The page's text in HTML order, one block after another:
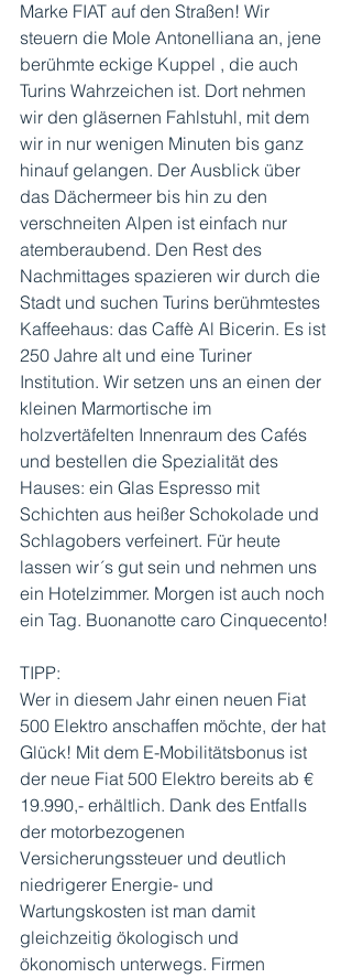
Marke FIAT auf den Straßen! Wir
steuern die Mole Antonelliana an, jene
berühmte eckige Kuppel , die auch
Turins Wahrzeichen ist. Dort nehmen
wir den gläsernen Fahlstuhl, mit dem
wir in nur wenigen Minuten bis ganz
hinauf gelangen. Der Ausblick über
das Dächermeer bis hin zu den
verschneiten Alpen ist einfach nur
atemberaubend. Den Rest des
Nachmittages spazieren wir durch die
Stadt und suchen Turins berühmtestes
Kaffeehaus: das Caffè Al Bicerin. Es ist
250 Jahre alt und eine Turiner
Institution. Wir setzen uns an einen der
kleinen Marmortische im
holzvertäfelten Innenraum des Cafés
und bestellen die Spezialität des
Hauses: ein Glas Espresso mit
Schichten aus heißer Schokolade und
Schlagobers verfeinert. Für heute
lassen wir´s gut sein und nehmen uns
ein Hotelzimmer. Morgen ist auch noch
ein Tag. Buonanotte caro Cinquecento!
TIPP:
Wer in diesem Jahr einen neuen Fiat
500 Elektro anschaffen möchte, der hat
Glück! Mit dem E-Mobilitätsbonus ist
der neue Fiat 500 Elektro bereits ab €
19.990,- erhältlich. Dank des Entfalls
der motorbezogenen
Versicherungssteuer und deutlich
niedrigerer Energie- und
Wartungskosten ist man damit
gleichzeitig ökologisch und
ökonomisch unterwegs. Firmen